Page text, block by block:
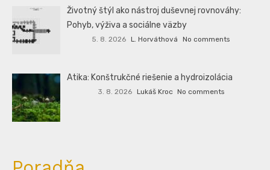
Životný štýl ako nástroj duševnej rovnováhy:
Pohyb, výživa a sociálne väzby
5. 8. 2026 L. Horváthová No comments
Atika: Konštrukčné riešenie a hydroizolácia
3. 8. 2026 Lukáš Kroc No comments